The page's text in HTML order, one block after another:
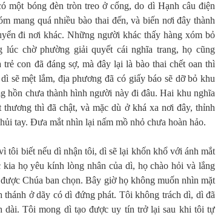
một bóng đèn tròn treo ở cổng, do dì Hạnh câu điện
mang quá nhiều bào thai đến, và biến nơi đây thành
đi nơi khác. Những người khác thấy hàng xóm bỏ
chờ phường giải quyết cái nghĩa trang, họ cũng
con đã đáng sợ, mà đây lại là bào thai chết oan thì
sẽ mệt lắm, địa phương đã có giấy báo sẽ dỡ bỏ khu
hồn chưa thành hình người này đi đâu. Hai khu nghĩa
thì đã chật, và mặc dù ở khá xa nơi đây, thỉnh
tay. Đưa mắt nhìn lại nấm mồ nhỏ chưa hoàn hảo.
tôi biết nếu dì nhận tôi, dì sẽ lại khốn khổ với ánh mắt
họ yêu kính lòng nhân của dì, họ chào hỏi và lắng
Chúa ban chọn. Bây giờ họ không muốn nhìn mặt
thánh ở dãy có dì đứng phát. Tôi không trách dì, dì đã
dài. Tôi mong dì tạo được uy tín trở lại sau khi tôi tự